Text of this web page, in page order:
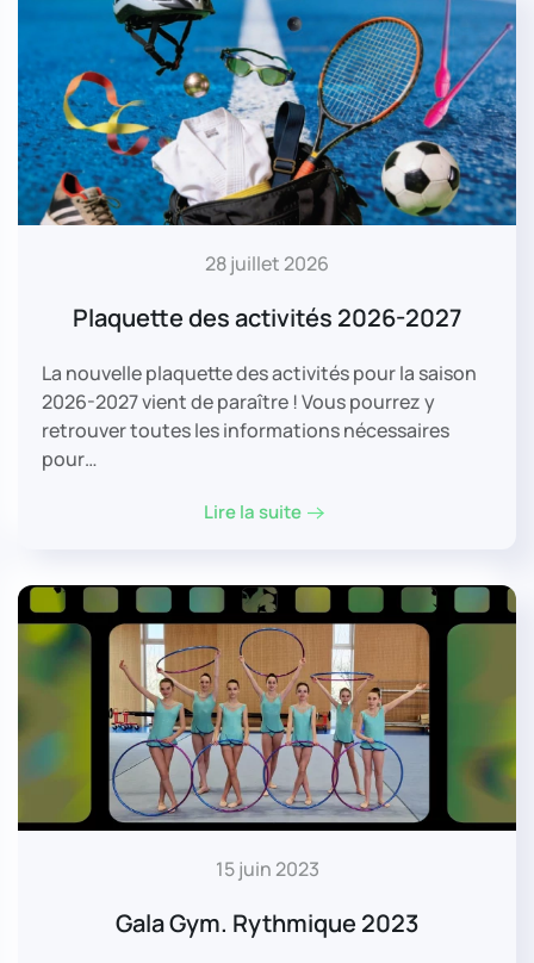
28 juillet 2026
Plaquette des activités 2026-2027
La nouvelle plaquette des activités pour la saison
2026-2027 vient de paraître ! Vous pourrez y
retrouver toutes les informations nécessaires
pour…
Lire la suite
15 juin 2023
Gala Gym. Rythmique 2023